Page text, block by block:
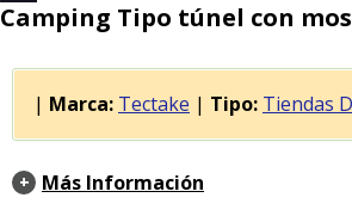
Camping Tipo túnel con
| Marca: Tectake | Tipo: Tiendas
Más Información